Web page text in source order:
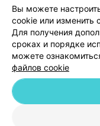
© 2026 ООО «Артокс Лаб»,
Вы можете
cookie или изменить
Для получения
сроках и порядке
можете
файлов cookie